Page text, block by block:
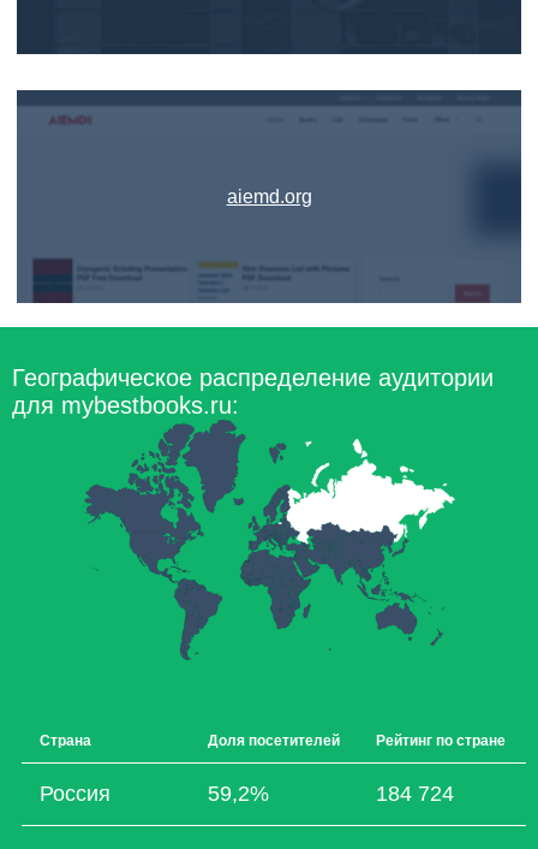
aiemd.org
Географическое распределение аудитории
для mybestbooks.ru:
Страна Доля посетителей Рейтинг по стране
Россия 59,2% 184 724